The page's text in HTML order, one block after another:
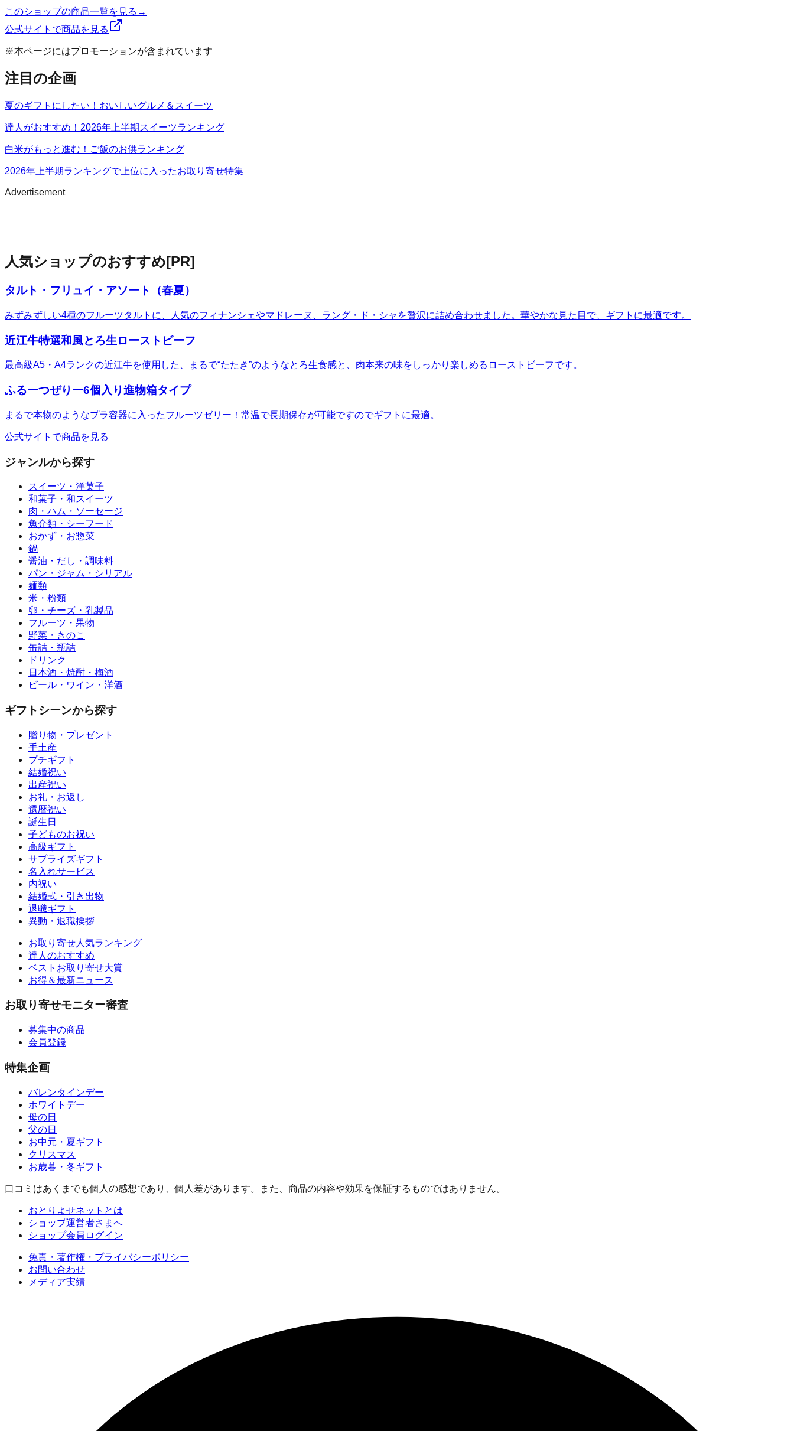
このショップの商品一覧を見る →
公式サイトで商品を見る
※本ページにはプロモーションが含まれています
注目の企画
夏のギフトにしたい！おいしいグルメ＆スイーツ
達人がおすすめ！2026年上半期スイーツランキング
白米がもっと進む！ご飯のお供ランキング
2026年上半期ランキングで上位に入ったお取り寄せ特集
Advertisement
人気ショップのおすすめ[PR]
タルト・フリュイ・アソート（春夏）
みずみずしい4種のフルーツタルトに、人気のフィナンシェやマドレーヌ、ラング・ド・シャを贅沢に詰め合わせました。華やかな見た目で、ギフトに最適です。
近江牛特選和風とろ生ローストビーフ
最高級A5・A4ランクの近江牛を使用した、まるで“たたき”のようなとろ生食感と、肉本来の味をしっかり楽しめるローストビーフです。
ふるーつぜりー6個入り進物箱タイプ
まるで本物のようなプラ容器に入ったフルーツゼリー！常温で長期保存が可能ですのでギフトに最適。
公式サイトで商品を見る
ジャンルから探す
スイーツ・洋菓子
和菓子・和スイーツ
肉・ハム・ソーセージ
魚介類・シーフード
おかず・お惣菜
鍋
醤油・だし・調味料
パン・ジャム・シリアル
麺類
米・粉類
卵・チーズ・乳製品
フルーツ・果物
野菜・きのこ
缶詰・瓶詰
ドリンク
日本酒・焼酎・梅酒
ビール・ワイン・洋酒
ギフトシーンから探す
贈り物・プレゼント
手土産
プチギフト
結婚祝い
出産祝い
お礼・お返し
還暦祝い
誕生日
子どものお祝い
高級ギフト
サプライズギフト
名入れサービス
内祝い
結婚式・引き出物
退職ギフト
異動・退職挨拶
お取り寄せ人気ランキング
達人のおすすめ
ベストお取り寄せ大賞
お得＆最新ニュース
お取り寄せモニター審査
募集中の商品
会員登録
特集企画
バレンタインデー
ホワイトデー
母の日
父の日
お中元・夏ギフト
クリスマス
お歳暮・冬ギフト
口コミはあくまでも個人の感想であり、個人差があります。また、商品の内容や効果を保証するものではありません。
おとりよせネットとは
ショップ運営者さまへ
ショップ会員ログイン
免責・著作権・プライバシーポリシー
お問い合わせ
メディア実績